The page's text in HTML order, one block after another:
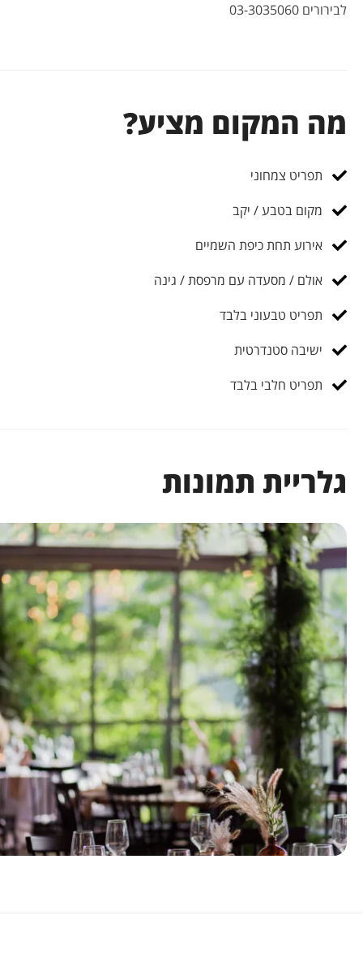
לבירורים 03-3035060
מה המקום מציע?
תפריט צמחוני
מקום בטבע / יקב
אירוע תחת כיפת השמיים
אולם / מסעדה עם מרפסת / גינה
תפריט טבעוני בלבד
ישיבה סטנדרטית
תפריט חלבי בלבד
גלריית תמונות